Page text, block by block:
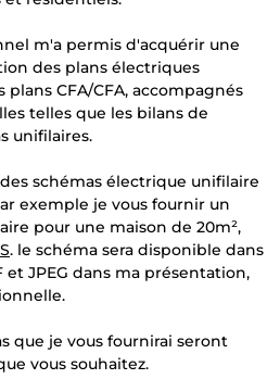
m'a permis d'acquérir une
des plans électriques
CFA/CFA, accompagnés
telles que les bilans de
unifilaires.
schémas électrique unifilaire
exemple je vous fournir un
pour une maison de 20m²,
. le schéma sera disponible dans
et JPEG dans ma présentation,
que je vous fournirai seront
vous souhaitez.